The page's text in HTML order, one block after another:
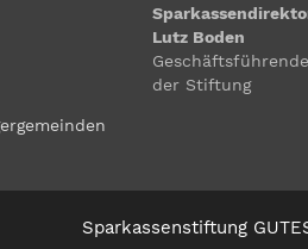
Lutz Boden
der Stiftung
Sparkassenstiftung